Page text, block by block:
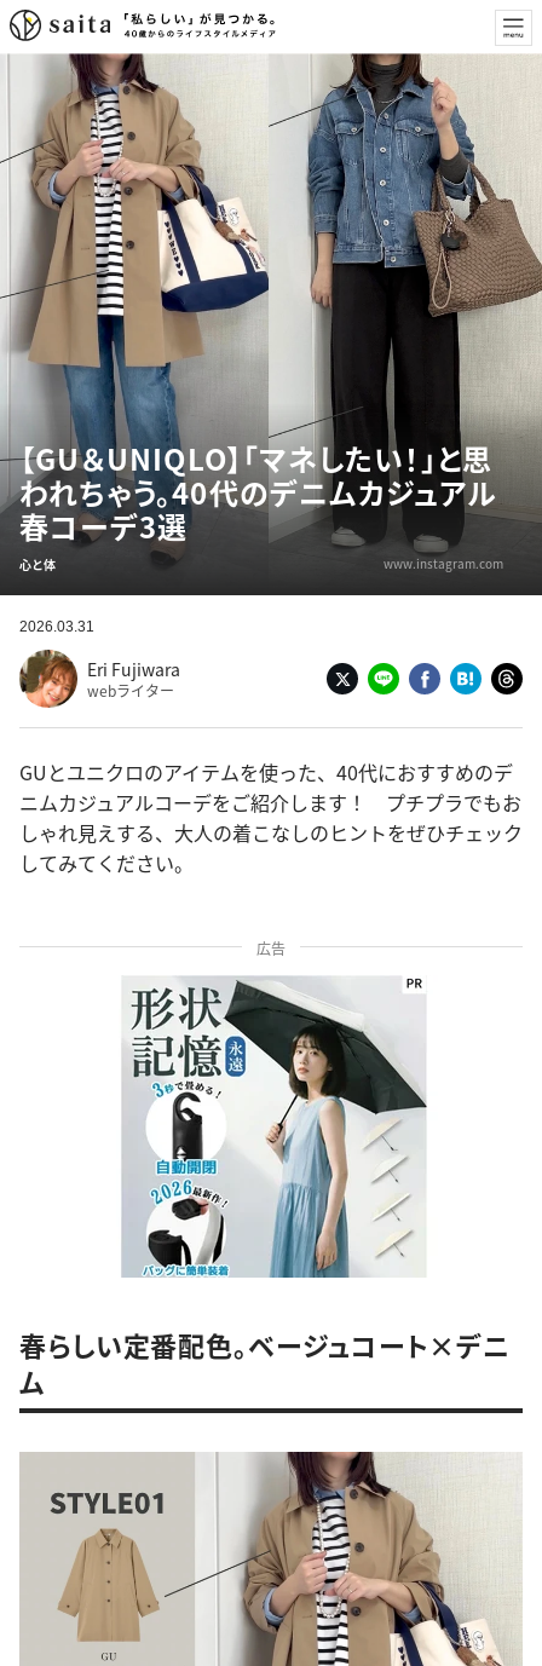
【GU＆UNIQLO】「マネしたい！」と思
われちゃう。40代のデニムカジュアル
春コーデ3選
心と体 www.instagram.com
2026.03.31
Eri Fujiwara
webライター
GUとユニクロのアイテムを使った、40代におすすめのデ
ニムカジュアルコーデをご紹介します！ プチプラでもお
しゃれ見えする、大人の着こなしのヒントをぜひチェック
してみてください。
広告
春らしい定番配色。ベージュコート×デニ
ム